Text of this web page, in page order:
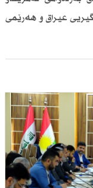
عیراق و هەرێمی